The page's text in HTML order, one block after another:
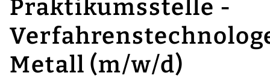
Praktikumsstelle -
Metall (m/w/d)